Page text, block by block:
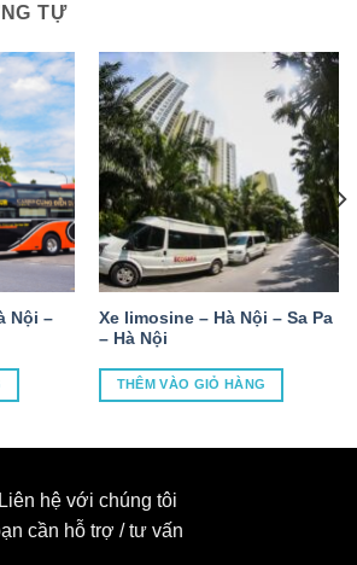
TỰ
Nội –
Xe limosine – Hà Nội – Sa Pa
– Hà Nội
THÊM VÀO GIỎ HÀNG
Liên hệ với chúng tôi
cần hỗ trợ / tư vấn